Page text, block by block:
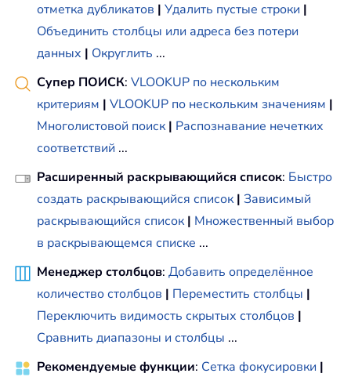
отметка дубликатов | Удалить пустые строки |
Объединить столбцы или адреса без потери
данных | Округлить ...
Супер ПОИСК: VLOOKUP по нескольким
критериям | VLOOKUP по нескольким значениям |
Многолистовой поиск | Распознавание нечетких
соответствий ...
Расширенный раскрывающийся список: Быстро
создать раскрывающийся список | Зависимый
раскрывающийся список | Множественный выбор
в раскрывающемся списке ...
Менеджер столбцов: Добавить определённое
количество столбцов | Переместить столбцы |
Переключить видимость скрытых столбцов |
Сравнить диапазоны и столбцы ...
Рекомендуемые функции: Сетка фокусировки |